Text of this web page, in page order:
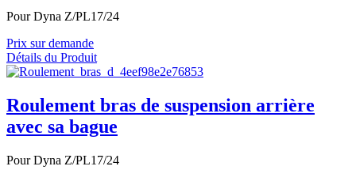
Pour Dyna Z/PL17/24
Prix sur demande
Détails du Produit
Roulement bras de suspension arrière
avec sa bague
Pour Dyna Z/PL17/24